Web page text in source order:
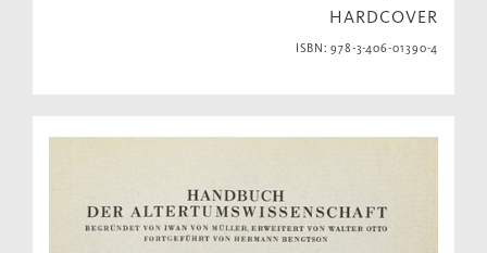
HARDCOVER
ISBN: 978-3-406-01390-4